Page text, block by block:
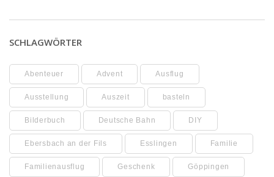
SCHLAGWÖRTER
Abenteuer Advent Ausflug
Ausstellung Auszeit basteln
Bilderbuch Deutsche Bahn DIY
Ebersbach an der Fils Esslingen Familie
Familienausflug Geschenk Göppingen